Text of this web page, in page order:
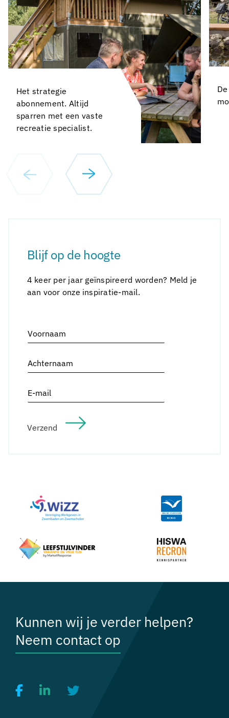
Het strategie
abonnement. Altijd
sparren met een vaste
recreatie specialist.
Blijf op de hoogte
4 keer per jaar geïnspireerd worden? Meld je
aan voor onze inspiratie-mail.
V
o
r
n
a
m
A
c
t
e
a
E
m
l
Verzend
Kunnen wij je verder helpen?
Neem contact op